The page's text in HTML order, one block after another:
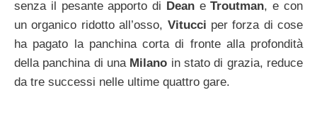
senza il pesante apporto di Dean eTroutman, e con
un organico ridotto all’osso, Vitucci per forza di cose
ha pagato la panchina corta di fronte alla profondità
della panchina di una Milano in stato di grazia, reduce
da tre successi nelle ultime quattro gare.